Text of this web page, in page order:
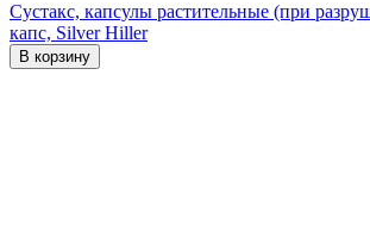
Сустакс, капсулы растительные (при
капс, Silver Hiller
В корзину